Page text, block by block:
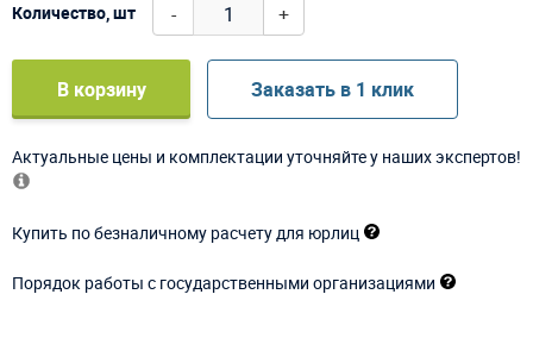
Количество, шт - +
В корзину Заказать в 1 клик
Актуальные цены и комплектации уточняйте у наших экспертов!
Купить по безналичному расчету для юрлиц
Порядок работы с государственными организациями